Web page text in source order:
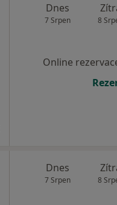
Dnes
7 Srpen 8
Online
Dnes
7 Srpen 8